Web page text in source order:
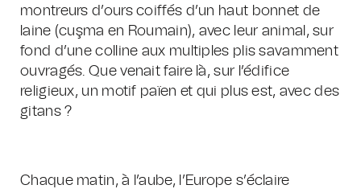
montreurs d’ours coiffés d’un haut bonnet de
laine (cuşma en Roumain), avec leur animal, sur
fond d’une colline aux multiples plis savamment
ouvragés. Que venait faire là, sur l’édifice
religieux, un motif païen et qui plus est, avec des
gitans ?
Chaque matin, à l’aube, l’Europe s’éclaire